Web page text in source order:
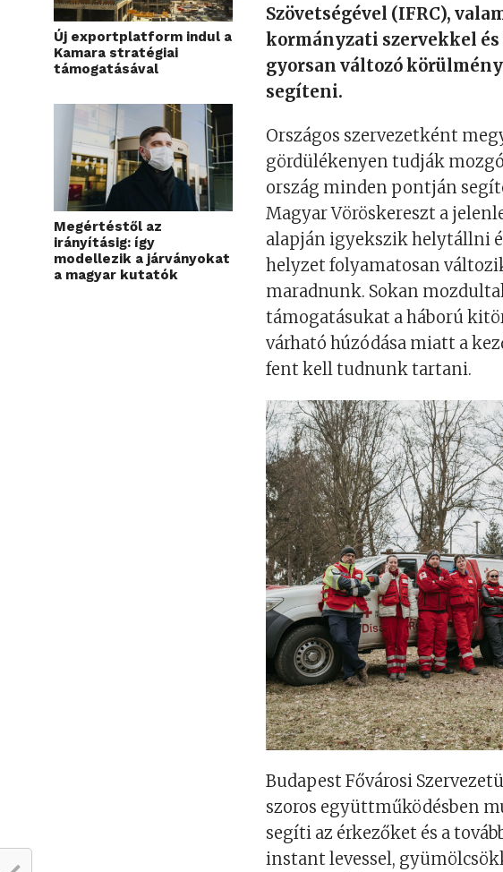
Új exportplatform indul a
Kamara stratégiai
támogatásával
Megértéstől az
irányításig: így
modellezik a járványokat
a magyar kutatók
Szövetségével (IFRC),
kormányzati szervekkel
gyorsan változó
segíteni.
Országos szervezetként
gördülékenyen tudják
ország minden pontján
Magyar Vöröskereszt a
alapján igyekszik helytállni
helyzet folyamatosan
maradnunk. Sokan
támogatásukat a háború
várható húzódása miatt a
fent kell tudnunk tartani.
Budapest Fővárosi
szoros együttműködésben
segíti az érkezőket és a
instant levessel,